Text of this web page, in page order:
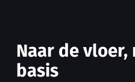
Naar de vloer,
basis